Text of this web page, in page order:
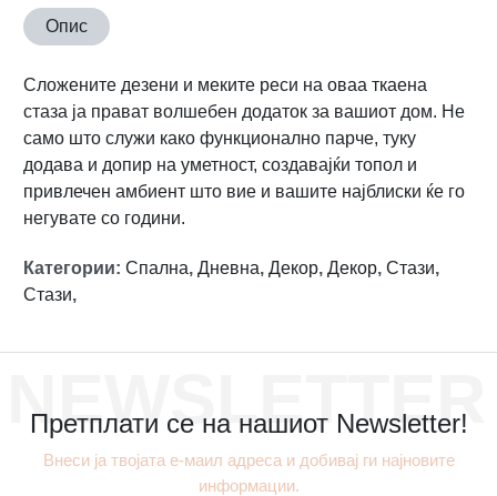
Опис
Сложените дезени и меките реси на оваа ткаена
стаза ја прават волшебен додаток за вашиот дом. Не
само што служи како функционално парче, туку
додава и допир на уметност, создавајќи топол и
привлечен амбиент што вие и вашите најблиски ќе го
негувате со години.
Категории: Спална, Дневна, Декор, Декор, Стази,
Стази,
NEWSLETTER
Претплати се на нашиот Newsletter!
Внеси ја твојата е-маил адреса и добивај ги најновите
информации.